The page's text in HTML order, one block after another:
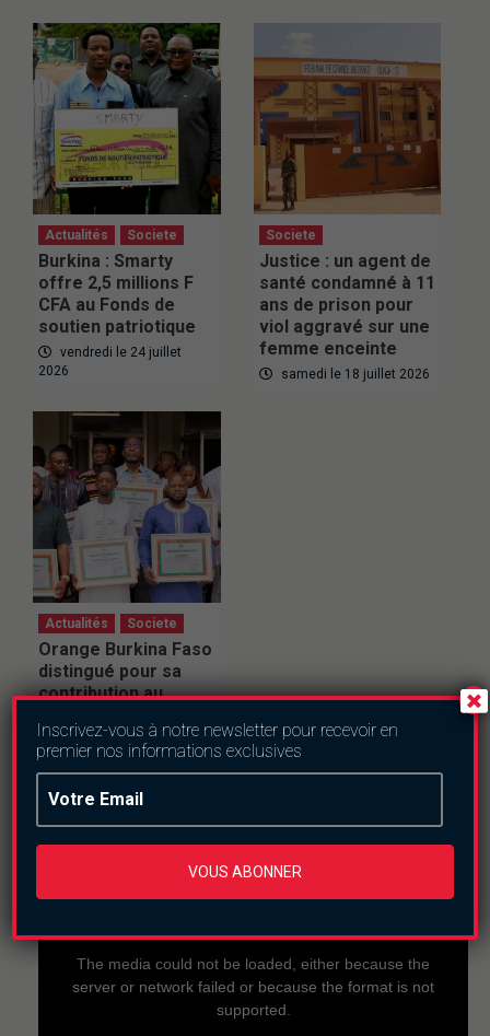
Actualités Societe
Burkina : Smarty
offre 2,5 millions F
CFA au Fonds de
soutien patriotique
vendredi le 24 juillet
2026
Societe
Justice : un agent de
santé condamné à 11
ans de prison pour
viol aggravé sur une
femme enceinte
samedi le 18 juillet 2026
Actualités Societe
Orange Burkina Faso
distingué pour sa
contribution au
communautaire
samedi le 4 juillet 2026
This
The media could not be loaded, either because the
server or network failed or because the format is not
supported.
Inscrivez-vous à notre newsletter pour recevoir en
premier nos informations exclusives
VOUS ABONNER